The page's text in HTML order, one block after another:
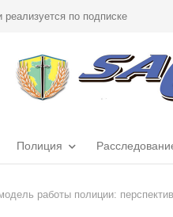
реализуется по подписке
Полиция
работы полиции: